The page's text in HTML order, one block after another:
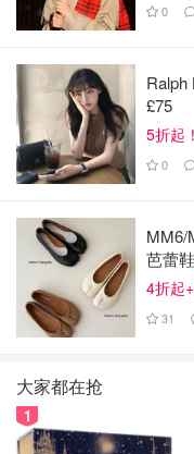
2. 将辅食材中的辣椒
蘑菇洗净。
0
Ralph
£75
5折起
0
MM6/
芭蕾
4折起
31
大家都在抢
1